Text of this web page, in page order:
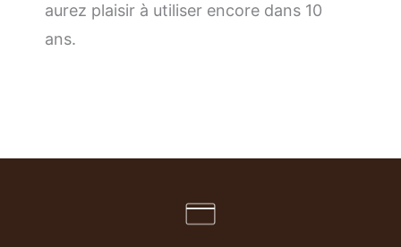
aurez plaisir à utiliser encore dans 10
ans.